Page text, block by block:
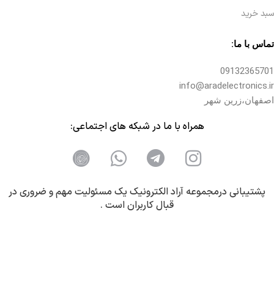
سبد خرید
تماس با ما:
09132365701
info@aradelectronics.ir
اصفهان،زرین شهر
همراه با ما در شبکه های اجتماعی:
پشتیبانی درمجموعه آراد الکترونیک یک مسئولیت مهم و ضروری در
قبال کاربران است .